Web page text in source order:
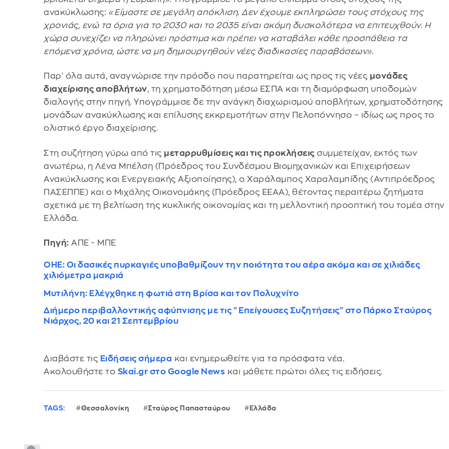
ανακύκλωσης: «Είμαστε σε μεγάλη απόκλιση. Δεν έχουμε εκπληρώσει τους στόχους της
χρονιάς, ενώ τα όρια για το 2030 και το 2035 είναι ακόμη δυσκολότερα να επιτευχθούν. Η
χώρα συνεχίζει να πληρώνει πρόστιμα και πρέπει να καταβάλει κάθε προσπάθεια τα
επόμενα χρόνια, ώστε να μη δημιουργηθούν νέες διαδικασίες παραβάσεων».
Παρ' όλα αυτά, αναγνώρισε την πρόοδο που παρατηρείται ως προς τις νέες μονάδες
διαχείρισης αποβλήτων, τη χρηματοδότηση μέσω ΕΣΠΑ και τη διαμόρφωση υποδομών
διαλογής στην πηγή. Υπογράμμισε δε την ανάγκη διαχωρισμού αποβλήτων, χρηματοδότησης
μονάδων ανακύκλωσης και επίλυσης εκκρεμοτήτων στην Πελοπόννησο – ιδίως ως προς το
ολιστικό έργο διαχείρισης.
Στη συζήτηση γύρω από τις μεταρρυθμίσεις και τις προκλήσεις συμμετείχαν, εκτός των
ανωτέρω, η Λένα Μπέλση (Πρόεδρος του Συνδέσμου Βιομηχανικών και Επιχειρήσεων
Ανακύκλωσης και Ενεργειακής Αξιοποίησης), ο Χαράλαμπος Χαραλαμπίδης (Αντιπρόεδρος
ΠΑΣΕΠΠΕ) και ο Μιχάλης Οικονομάκης (Πρόεδρος ΕΕΑΑ), θέτοντας περαιτέρω ζητήματα
σχετικά με τη βελτίωση της κυκλικής οικονομίας και τη μελλοντική προοπτική του τομέα στην
Ελλάδα.
Πηγή: ΑΠΕ - ΜΠΕ
ΟΗΕ: Οι δασικές πυρκαγιές υποβαθμίζουν την ποιότητα του αέρα ακόμα και σε χιλιάδες
χιλιόμετρα μακριά
Μυτιλήνη: Ελέγχθηκε η φωτιά στη Βρίσα και τον Πολυχνίτο
Διήμερο περιβαλλοντικής αφύπνισης με τις "Επείγουσες Συζητήσεις" στο Πάρκο Σταύρος
Νιάρχος, 20 και 21 Σεπτεμβρίου
Διαβάστε τις Ειδήσεις σήμερα και ενημερωθείτε για τα πρόσφατα νέα.
Ακολουθήστε το Skai.gr στο Google News και μάθετε πρώτοι όλες τις ειδήσεις.
TAGS: Θεσσαλονίκη Σταύρος Παπασταύρου Ελλάδα